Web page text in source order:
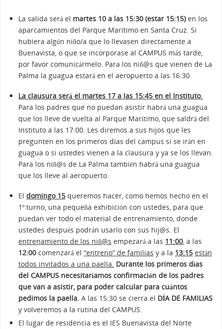
La salida será el martes 10 a las 15:30 (estar 15:15) en los
aparcamientos del Parque Marítimo en Santa Cruz. Si
hubiera algún niño/a que lo llevasen directamente a
Buenavista, o que se incorporase al CAMPUS más tarde,
por favor comunicármelo. Para los niñ@s que vienen de La
Palma la guagua estará en el aeropuerto a las 16:30.
La clausura será el martes 17 a las 15:45 en el Instituto.
Para los padres que no puedan asistir habrá una guagua
que los lleve de vuelta al Parque Marítimo, que saldrá del
Instituto a las 17:00. Les diremos a sus hijos que les
pregunten en los primeros días del campus si se irán en
guagua o si ustedes vienen a la clausura y ya se los llevan.
Para los niñ@s de La Palma también habrá una guagua
que los lleve al aeropuerto.
El domingo 15 queremos hacer, como hemos hecho en el
1º turno, una pequeña exhibición con ustedes, para que
puedan ver todo el material de entrenamiento, donde
ustedes después podrán usarlo con sus hij@s. El
entrenamiento de los niñ@s empezará a las 11:00, a las
12:00 comenzará el “entreno” de familias y a la 13:15 están
todos invitados a una paella. Durante los primeros días
del CAMPUS necesitaríamos confirmación de los padres
que van a asistir, para poder calcular para cuántos
pedimos la paella. A las 15:30 se cierra el DÍA DE FAMILIAS
y volveremos a la rutina del CAMPUS.
El lugar de residencia es el IES Buenavista del Norte